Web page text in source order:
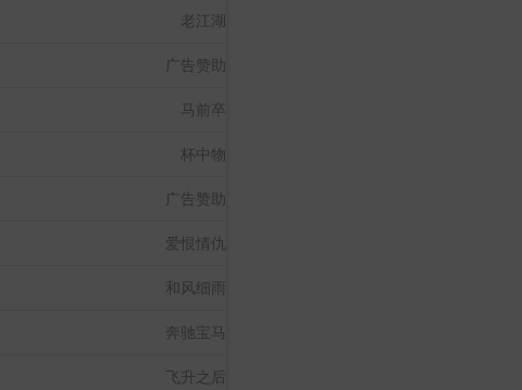
老江湖
广告赞助
马前卒
杯中物
广告赞助
爱恨情仇
和风细雨
奔驰宝马
飞升之后